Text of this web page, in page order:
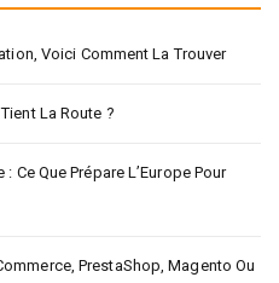
Voici Comment La Trouver
La Route ?
Ce Que Prépare L’Europe Pour
PrestaShop, Magento Ou